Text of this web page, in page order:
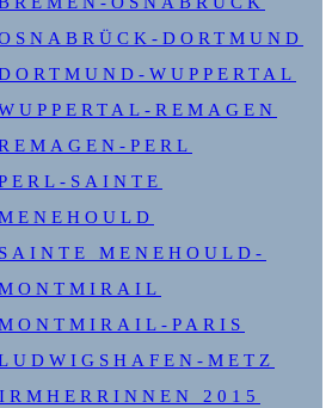
DORTMUND
WUPPERTAL
REMAGEN
PERL
SAINTE
SAINTE MENEHOULD-
PARIS
METZ
2015